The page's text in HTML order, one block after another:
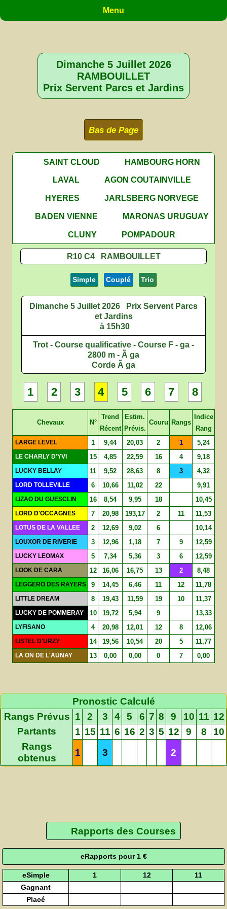
Menu
Dimanche 5 Juillet 2026
RAMBOUILLET
Prix Servent Parcs et Jardins
Bas de Page
SAINT CLOUD
HAMBOURG HORN
LAVAL
AGON COUTAINVILLE
HYERES
JARLSBERG NORVEGE
BADEN VIENNE
MARONAS URUGUAY
CLUNY
POMPADOUR
R10 C4 RAMBOUILLET
Simple Couplé Trio
Dimanche 5 Juillet 2026
Prix Servent Parcs
et Jardins
à 15h30
Trot - Course qualificative - Course F - ga -
2800 m - Ã ga
Corde Ã ga
1 2 3 4 5 6 7 8
Chevaux N°
Trend
Récent
Estim.
Prévis.
Couru Rangs
Indice
Rang
LARGE LEVEL 1 9,44 20,03 2 1 5,24
LE CHARLY D'YVI 15 4,85 22,59 16 4 9,18
LUCKY BELLAY 11 9,52 28,63 8 3 4,32
LORD TOLLEVILLE 6 10,66 11,02 22 9,91
LIZAO DU GUESCLIN 16 8,54 9,95 18 10,45
LORD D'OCCAGNES 7 20,98 193,17 2 11 11,53
LOTUS DE LA VALLEE 2 12,69 9,02 6 10,14
LOUXOR DE RIVERIE 3 12,96 1,18 7 9 12,59
LUCKY LEOMAX 5 7,34 5,36 3 6 12,59
LOOK DE CARA 12 16,06 16,75 13 2 8,48
LEGGERO DES RAYERS 9 14,45 6,46 11 12 11,78
LITTLE DREAM 8 19,43 11,59 19 10 11,37
LUCKY DE POMMERAY 10 19,72 5,94 9 13,33
LYFISANO 4 20,98 12,01 12 8 12,06
LISTEL D'URZY 14 19,56 10,54 20 5 11,77
LA ON DE L'AUNAY 13 0,00 0,00 0 7 0,00
Pronostic Calculé
Rangs Prévus 1 2 3 4 5 6 7 8 9 10 11 12
Partants
1 15 11 6 16 2 3 5 12 9 8
10
Rangs
obtenus
1 3 2
Rapports des Courses
eRapports pour 1 €
eSimple 1 12
11
Gagnant
Placé